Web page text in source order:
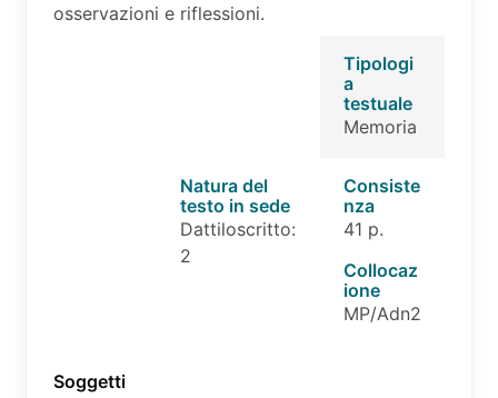
osservazioni e riflessioni.
Tipologi
a
testuale
Memoria
Natura del
testo in sede
Dattiloscritto:
2
Consiste
nza
41 p.
Collocaz
ione
MP/Adn2
Soggetti